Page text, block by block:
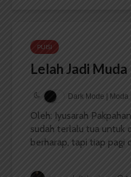
PUISI
Lelah Jadi Muda
Dark Mode | Moda
Oleh: Iyusarah
sudah terlalu tua untuk
berharap, tapi tiap pagi